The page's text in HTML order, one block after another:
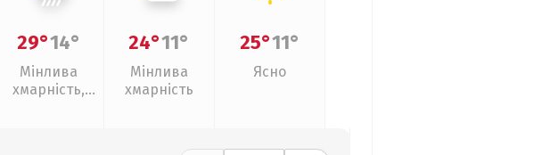
29°14°
Мінлива
хмарність,
24°11°
Мінлива
хмарність
25°11°
Ясно